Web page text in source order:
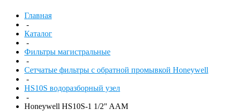
Главная
-
Каталог
-
Фильтры магистральные
-
Сетчатые фильтры с обратной промывкой Honeywell
-
HS10S водоразборный узел
-
Honeywell HS10S-1 1/2" AAM